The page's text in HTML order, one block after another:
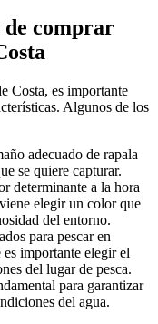
de comprar
Costa, es importante
Algunos de los
adecuado de rapala
se quiere capturar.
determinante a la hora
elegir un color que
del entorno.
para pescar en
importante elegir el
del lugar de pesca.
para garantizar
del agua.